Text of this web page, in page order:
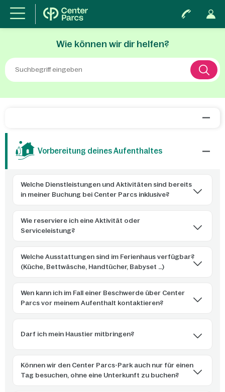
Wie können wir dir helfen?
Vorbereitung deines Aufenthaltes
Welche Dienstleistungen und Aktivitäten sind bereits
in meiner Buchung bei Center Parcs inklusive?
Wie reserviere ich eine Aktivität oder
Serviceleistung?
Welche Ausstattungen sind im Ferienhaus verfügbar?
(Küche, Bettwäsche, Handtücher, Babyset …)
Wen kann ich im Fall einer Beschwerde über Center
Parcs vor meinem Aufenthalt kontaktieren?
Darf ich mein Haustier mitbringen?
Können wir den Center Parcs-Park auch nur für einen
Tag besuchen, ohne eine Unterkunft zu buchen?